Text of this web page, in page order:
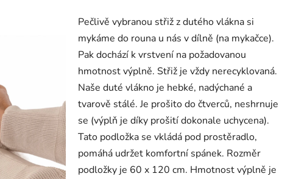
Pečlivě vybranou střiž z dutého vlákna si
mykáme do rouna u nás v dílně (na mykačce).
Pak dochází k vrstvení na požadovanou
hmotnost výplně. Střiž je vždy nerecyklovaná.
Naše duté vlákno je hebké, nadýchané a
tvarově stálé. Je prošito do čtverců, neshrnuje
se (výplň je díky prošití dokonale uchycena).
Tato podložka se vkládá pod prostěradlo,
pomáhá udržet komfortní spánek. Rozměr
podložky je 60 x 120 cm. Hmotnost výplně je